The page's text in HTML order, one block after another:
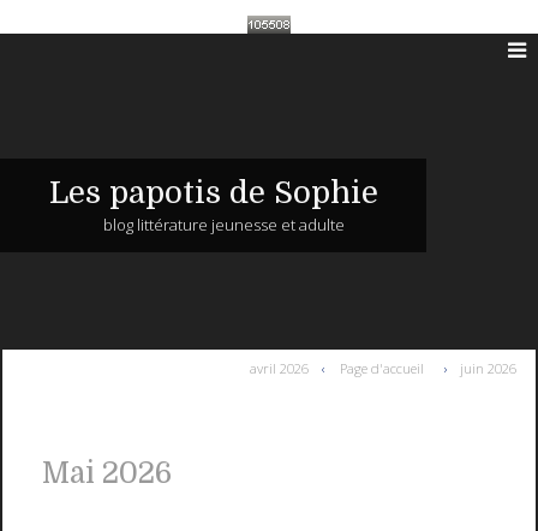
Les papotis de Sophie
blog littérature jeunesse et adulte
avril 2026 Page d'accueil juin 2026
Mai 2026